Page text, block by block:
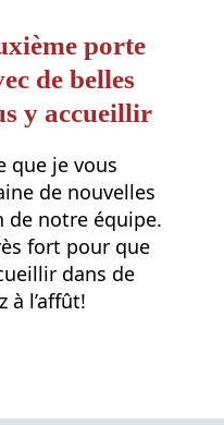
porte
de belles
y accueillir
que je vous
de nouvelles
de notre équipe.
fort pour que
dans de
à l’affût!